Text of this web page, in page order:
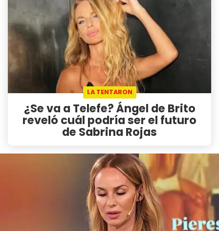
LA TENTARON
¿Se va a Telefe? Ángel de Brito
reveló cuál podría ser el futuro
de Sabrina Rojas